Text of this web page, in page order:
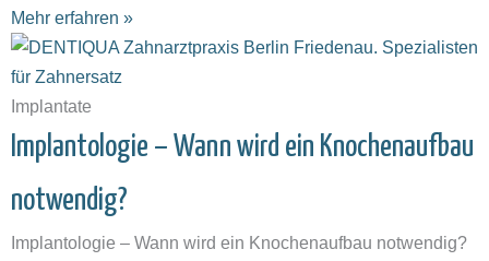
Mehr erfahren »
Implantate
Implantologie – Wann wird ein Knochenaufbau
notwendig?
Implantologie – Wann wird ein Knochenaufbau notwendig?